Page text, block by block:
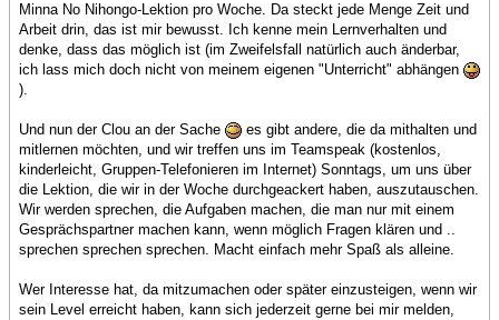
Minna No Nihongo-Lektion pro Woche. Da steckt jede Menge Zeit und
Arbeit drin, das ist mir bewusst. Ich kenne mein Lernverhalten und
denke, dass das möglich ist (im Zweifelsfall natürlich auch änderbar,
ich lass mich doch nicht von meinem eigenen "Unterricht" abhängen
).
Und nun der Clou an der Sache
es gibt andere, die da mithalten und
mitlernen möchten, und wir treffen uns im Teamspeak (kostenlos,
kinderleicht, Gruppen-Telefonieren im Internet) Sonntags, um uns über
die Lektion, die wir in der Woche durchgeackert haben, auszutauschen.
Wir werden sprechen, die Aufgaben machen, die man nur mit einem
Gesprächspartner machen kann, wenn möglich Fragen klären und ..
sprechen sprechen sprechen. Macht einfach mehr Spaß als alleine.
Wer Interesse hat, da mitzumachen oder später einzusteigen, wenn wir
sein Level erreicht haben, kann sich jederzeit gerne bei mir melden,